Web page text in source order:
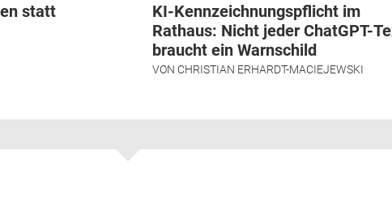
statt
KI-Kennzeichnungspflicht im
Rathaus: Nicht jeder ChatGPT-
braucht ein Warnschild
VON CHRISTIAN ERHARDT-MACIEJEWSKI